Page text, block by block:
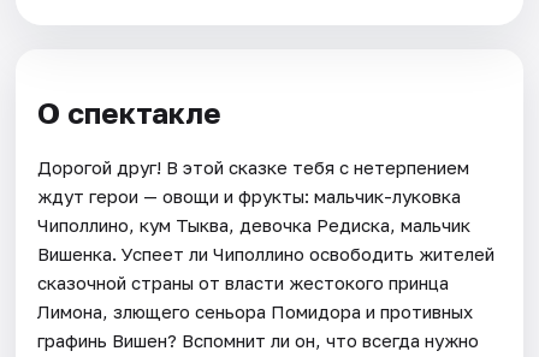
О спектакле
Дорогой друг! В этой сказке тебя с нетерпением
ждут герои — овощи и фрукты: мальчик-луковка
Чиполлино, кум Тыква, девочка Редиска, мальчик
Вишенка. Успеет ли Чиполлино освободить жителей
сказочной страны от власти жестокого принца
Лимона, злющего сеньора Помидора и противных
графинь Вишен? Вспомнит ли он, что всегда нужно